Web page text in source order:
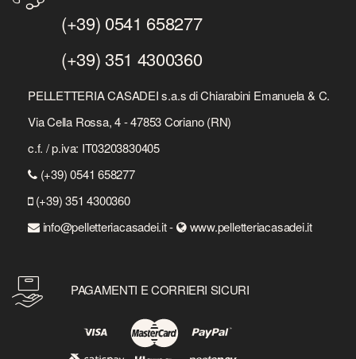
(+39) 0541 658277
(+39) 351 4300360
PELLETTERIA CASADEI s.a.s di Chiarabini Emanuela & C.
Via Cella Rossa, 4 - 47853 Coriano (RN)
c.f. / p.iva: IT03203830405
(+39) 0541 658277
(+39) 351 4300360
info@pelletteriacasadei.it -
www.pelletteriacasadei.it
PAGAMENTI E CORRIERI SICURI